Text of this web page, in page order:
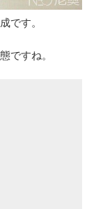
です。
ですね。